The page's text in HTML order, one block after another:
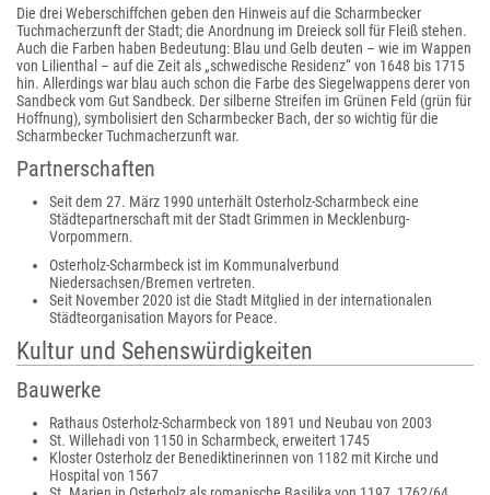
Die drei Weberschiffchen geben den Hinweis auf die Scharmbecker
Tuchmacherzunft der Stadt; die Anordnung im Dreieck soll für Fleiß stehen.
Auch die Farben haben Bedeutung: Blau und Gelb deuten – wie im Wappen
von Lilienthal – auf die Zeit als „schwedische Residenz“ von 1648 bis 1715
hin. Allerdings war blau auch schon die Farbe des Siegelwappens derer von
Sandbeck vom Gut Sandbeck. Der silberne Streifen im Grünen Feld (grün für
Hoffnung), symbolisiert den Scharmbecker Bach, der so wichtig für die
Scharmbecker Tuchmacherzunft war.
Partnerschaften
Seit dem 27. März 1990 unterhält Osterholz-Scharmbeck eine
Städtepartnerschaft mit der Stadt Grimmen in Mecklenburg-
Vorpommern.
Osterholz-Scharmbeck ist im Kommunalverbund
Niedersachsen/Bremen vertreten.
Seit November 2020 ist die Stadt Mitglied in der internationalen
Städteorganisation Mayors for Peace.
Kultur und Sehenswürdigkeiten
Bauwerke
Rathaus Osterholz-Scharmbeck von 1891 und Neubau von 2003
St. Willehadi von 1150 in Scharmbeck, erweitert 1745
Kloster Osterholz der Benediktinerinnen von 1182 mit Kirche und
Hospital von 1567